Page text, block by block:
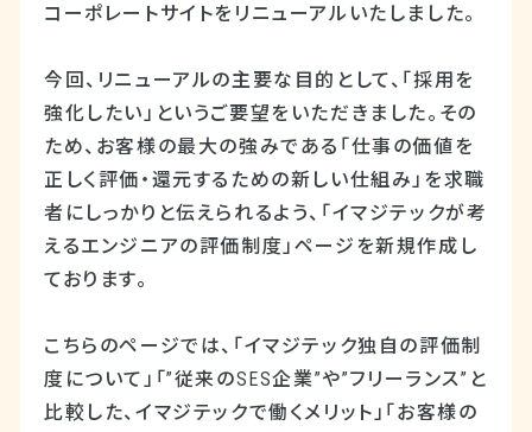
コーポレートサイトをリニューアルいたしました。
今回、リニューアルの主要な目的として、「採用を
強化したい」というご要望をいただきました。その
ため、お客様の最大の強みである「仕事の価値を
正しく評価・還元するための新しい仕組み」を求職
者にしっかりと伝えられるよう、「イマジテックが考
えるエンジニアの評価制度」ページを新規作成し
ております。
こちらのページでは、「イマジテック独自の評価制
度について」「”従来のSES企業”や”フリーランス”と
比較した、イマジテックで働くメリット」「お客様の